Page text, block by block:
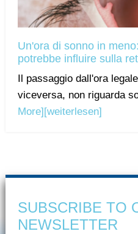
Un'ora di sonno in
potrebbe influire sulla
Il passaggio dall'ora
viceversa, non riguarda
More][weiterlesen]
SUBSCRIBE TO
NEWSLETTER